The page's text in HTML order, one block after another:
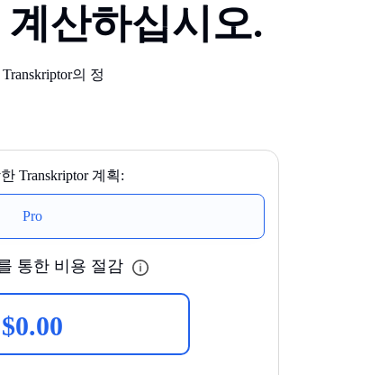
산하십시오.
의 정
Transkriptor 계획:
Pro
통한 비용 절감
$0.00